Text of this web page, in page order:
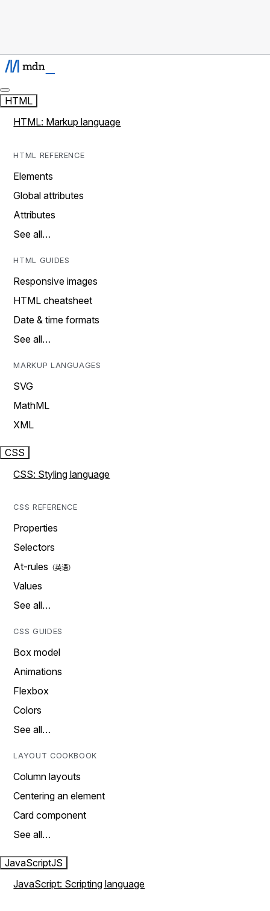
HTML
HTML: Markup language
HTML REFERENCE
Elements
Global attributes
Attributes
See all…
HTML GUIDES
Responsive images
HTML cheatsheet
Date & time formats
See all…
MARKUP LANGUAGES
SVG
MathML
XML
CSS
CSS: Styling language
CSS REFERENCE
Properties
Selectors
At-rules
Values
See all…
CSS GUIDES
Box model
Animations
Flexbox
Colors
See all…
LAYOUT COOKBOOK
Column layouts
Centering an element
Card component
See all…
JavaScriptJS
JavaScript: Scripting language